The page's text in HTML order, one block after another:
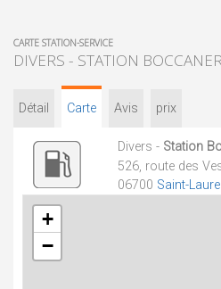
CARTE STATION-SERVICE
DIVERS - STATION
Détail Carte Avis prix
Divers - Station
526, route des
06700 Saint-
+
−